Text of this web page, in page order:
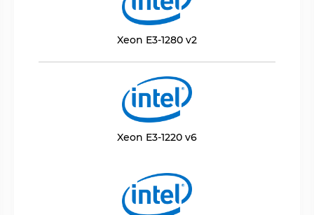
Xeon E3-1280 v2
Xeon E3-1220 v6